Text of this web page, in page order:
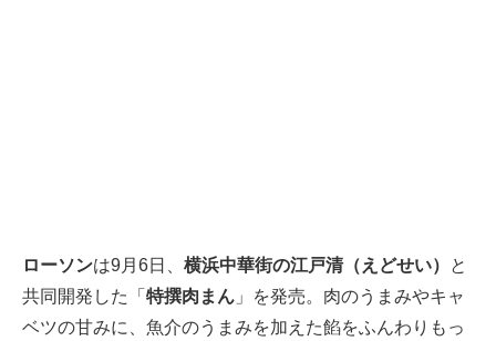
ローソンは9月6日、 横浜中華街の江戸清（えどせい）
と
共同開発した「 特撰肉まん 」を発売。肉のうまみやキャ
ベツの甘みに、魚介のうまみを加えた餡をふんわりもっ